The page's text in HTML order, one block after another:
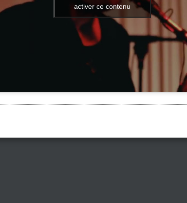
activer ce contenu